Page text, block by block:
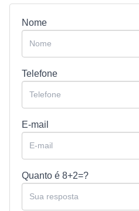
Nome
Telefone
E-mail
Quanto é 8+2=?